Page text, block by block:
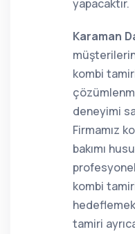
yapacaktır.
Karaman
kombi
deneyimi
Firmamız
bakımı
kombi
tamiri